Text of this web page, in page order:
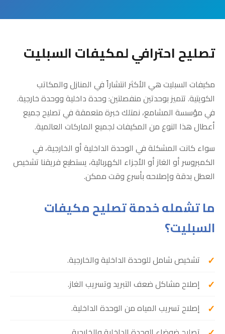
تصليح احترافي لمكيفات السبليت
مكيفات السبليت هي الأكثر انتشاراً في المنازل والمكاتب
الكويتية. تتميز بوحدتين منفصلتين: وحدة داخلية ووحدة خارجية.
في مؤسسة المشامع، نمتلك خبرة متعمقة في تصليح جميع
أعطال هذا النوع من المكيفات لجميع الماركات العالمية.
سواء كانت المشكلة في الوحدة الداخلية أو الخارجية، في
الكمبروسر أو الغاز أو الأجزاء الكهربائية، يستطيع فريقنا تشخيص
العطل بدقة وإصلاحه بأسرع وقت ممكن.
ما تشمله خدمة تصليح مكيفات
السبليت؟
تشخيص شامل للوحدة الداخلية والخارجية.
إصلاح مشاكل ضعف التبريد وتسريب الغاز.
إصلاح تسريب المياه من الوحدة الداخلية.